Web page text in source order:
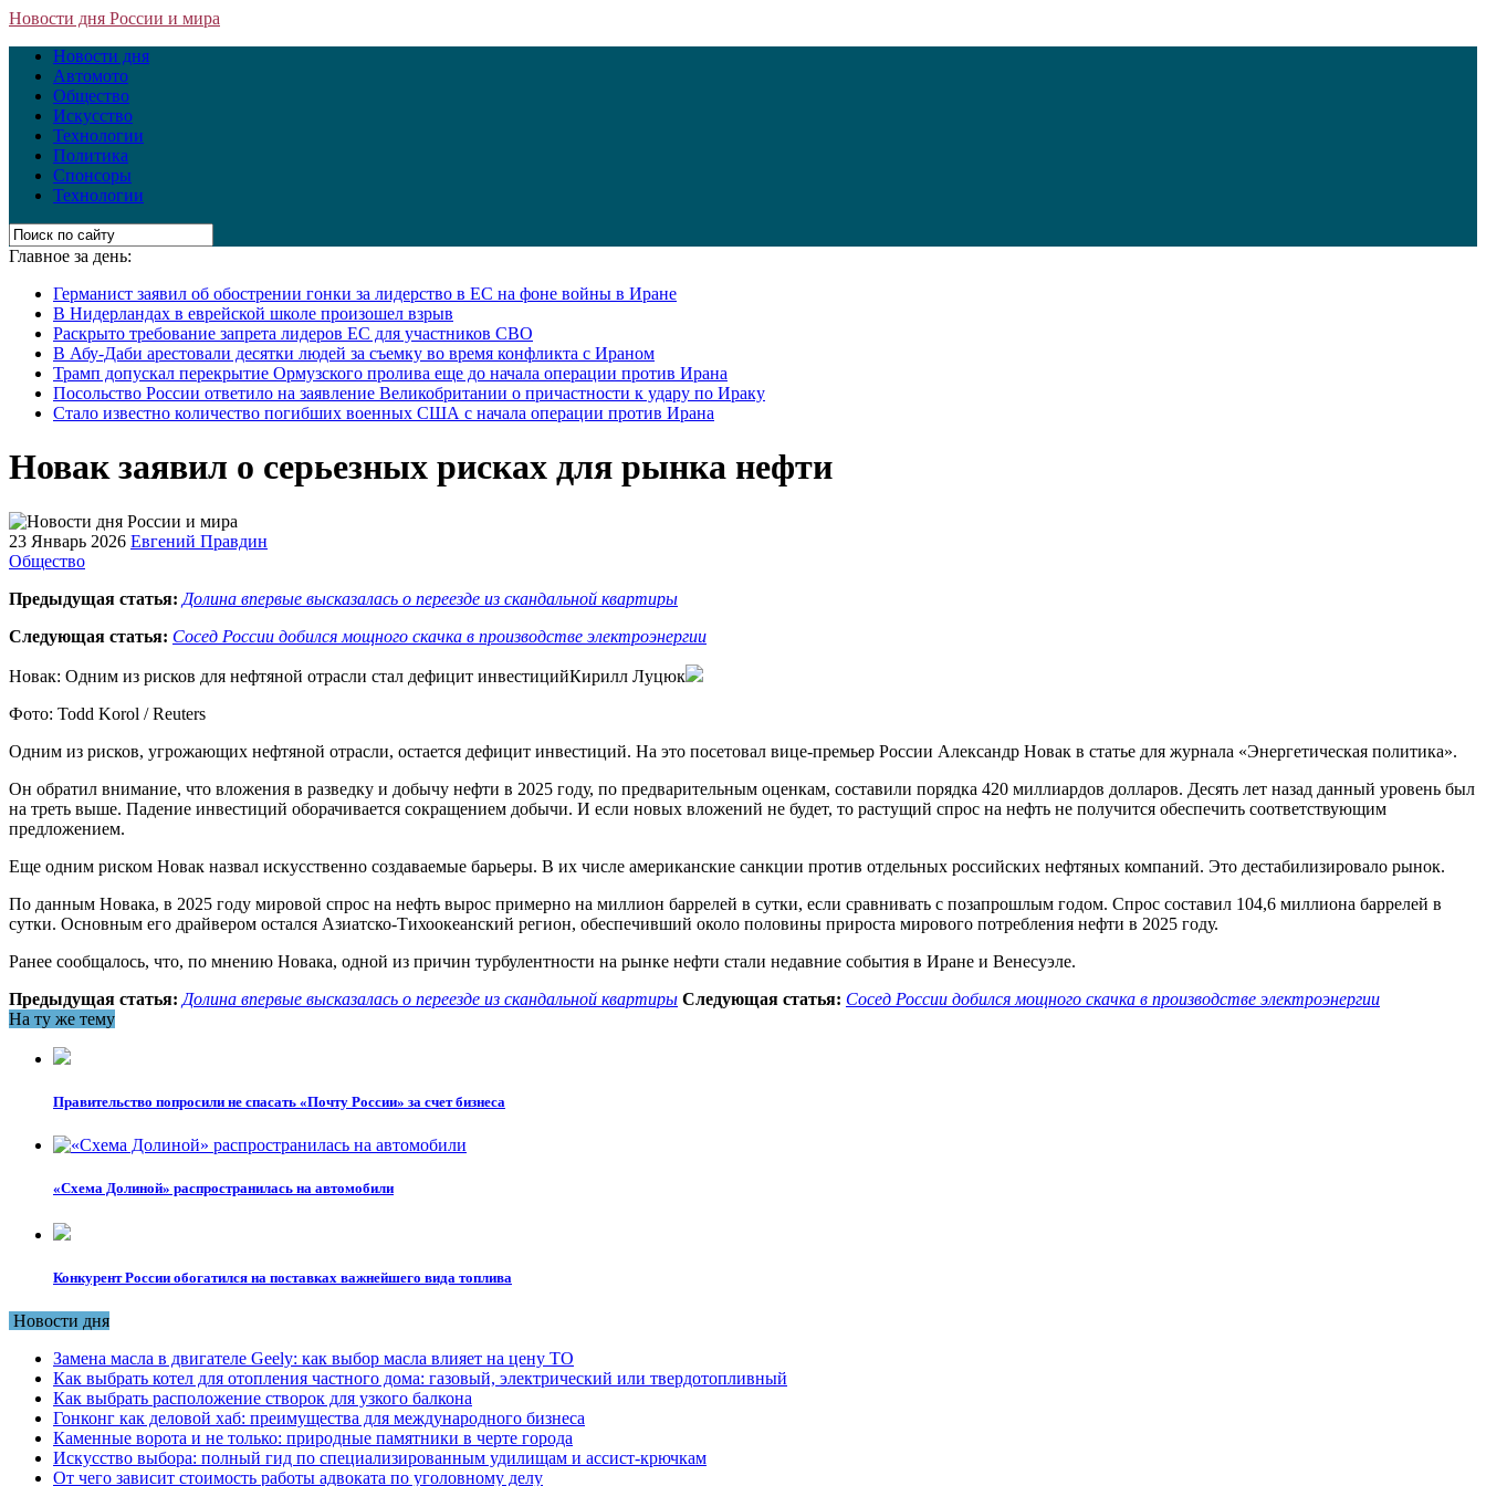
Новости дня России и мира
Новости дня
Автомото
Общество
Искусство
Технологии
Политика
Спонсоры
Технологии
Главное за день:
Германист заявил об обострении гонки за лидерство в ЕС на фоне войны в Иране
В Нидерландах в еврейской школе произошел взрыв
Раскрыто требование запрета лидеров ЕС для участников СВО
В Абу-Даби арестовали десятки людей за съемку во время конфликта с Ираном
Трамп допускал перекрытие Ормузского пролива еще до начала операции против Ирана
Посольство России ответило на заявление Великобритании о причастности к удару по Ираку
Стало известно количество погибших военных США с начала операции против Ирана
Новак заявил о серьезных рисках для рынка нефти
23 Январь 2026 Евгений Правдин
Общество
Предыдущая статья: Долина впервые высказалась о переезде из скандальной квартиры
Следующая статья: Сосед России добился мощного скачка в производстве электроэнергии
Новак: Одним из рисков для нефтяной отрасли стал дефицит инвестицийКирилл Луцюк
Фото: Todd Korol / Reuters
Одним из рисков, угрожающих нефтяной отрасли, остается дефицит инвестиций. На это посетовал вице-премьер России Александр Новак в статье для журнала «Энергетическая политика».
Он обратил внимание, что вложения в разведку и добычу нефти в 2025 году, по предварительным оценкам, составили порядка 420 миллиардов долларов. Десять лет назад данный уровень был
на треть выше. Падение инвестиций оборачивается сокращением добычи. И если новых вложений не будет, то растущий спрос на нефть не получится обеспечить соответствующим
предложением.
Еще одним риском Новак назвал искусственно создаваемые барьеры. В их числе американские санкции против отдельных российских нефтяных компаний. Это дестабилизировало рынок.
По данным Новака, в 2025 году мировой спрос на нефть вырос примерно на миллион баррелей в сутки, если сравнивать с позапрошлым годом. Спрос составил 104,6 миллиона баррелей в
сутки. Основным его драйвером остался Азиатско-Тихоокеанский регион, обеспечивший около половины прироста мирового потребления нефти в 2025 году.
Ранее сообщалось, что, по мнению Новака, одной из причин турбулентности на рынке нефти стали недавние события в Иране и Венесуэле.
Предыдущая статья: Долина впервые высказалась о переезде из скандальной квартиры Следующая статья: Сосед России добился мощного скачка в производстве электроэнергии
На ту же тему
Правительство попросили не спасать «Почту России» за счет бизнеса
«Схема Долиной» распространилась на автомобили
Конкурент России обогатился на поставках важнейшего вида топлива
Новости дня
Замена масла в двигателе Geely: как выбор масла влияет на цену ТО
Как выбрать котел для отопления частного дома: газовый, электрический или твердотопливный
Как выбрать расположение створок для узкого балкона
Гонконг как деловой хаб: преимущества для международного бизнеса
Каменные ворота и не только: природные памятники в черте города
Искусство выбора: полный гид по специализированным удилищам и ассист-крючкам
От чего зависит стоимость работы адвоката по уголовному делу